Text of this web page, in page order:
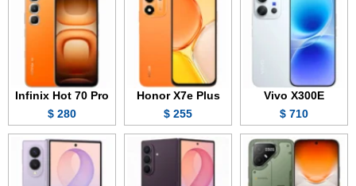
Vivo X300E
710 $
Honor X7e Plus
255 $
Infinix Hot 70 Pro
280 $